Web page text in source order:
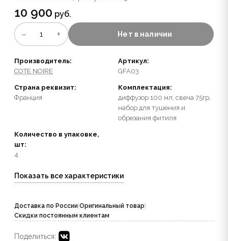
10 900 руб.
− 1 + Нет в наличии
Производитель:
COTE NOIRE
Артикул:
GFA03
Страна реквизит:
Франция
Комплектация:
диффузор 100 мл, свеча 75гр,
набор для тушения и
обрезания фитиля
Количество в упаковке,
шт:
4
Показать все характеристики
Доставка по России Оригинальный товар
Скидки постоянным клиентам
Поделиться: